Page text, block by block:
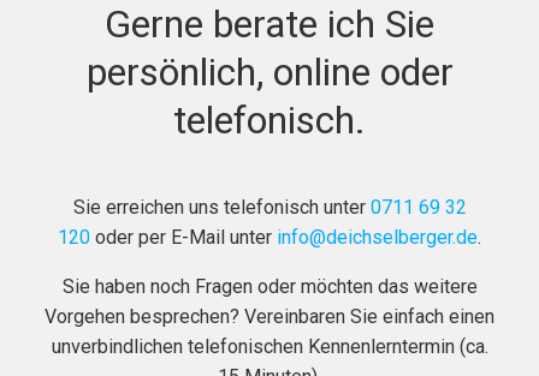
Gerne berate ich Sie
persönlich, online oder
telefonisch.
Sie erreichen uns telefonisch unter 0711 69 32
120 oder per E-Mail unter info@deichselberger.de.
Sie haben noch Fragen oder möchten das weitere
Vorgehen besprechen? Vereinbaren Sie einfach einen
unverbindlichen telefonischen Kennenlerntermin (ca.